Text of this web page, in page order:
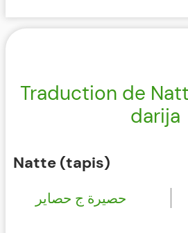
Traduction de
darija
Natte (tapis)
حصيرة ج حصاير